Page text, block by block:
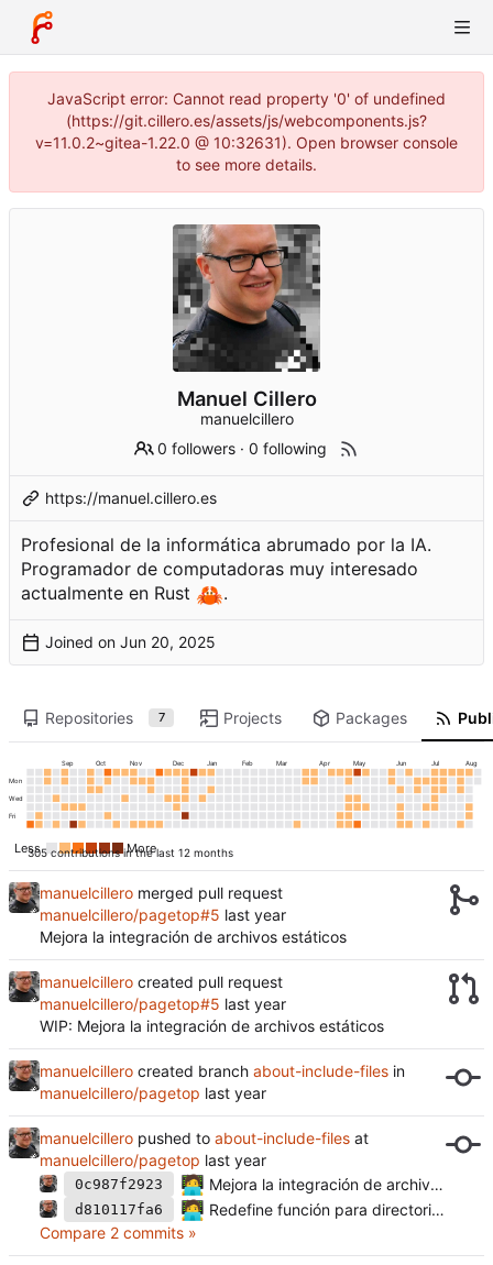
JavaScript error: Cannot read property '0' of undefined
(https://git.cillero.es/assets/js/webcomponents.js?
v=11.0.2~gitea-1.22.0 @ 10:32631). Open browser console
to see more details.
Manuel Cillero
manuelcillero
0 followers ·0 following
https://manuel.cillero.es
Profesional de la informática abrumado por la IA.
Programador de computadoras muy interesado
actualmente en Rust 🦀.
Joined on
Repositories 7 Projects Packages
305 contributions in the last 12 months
Sep Oct Nov Dec Jan Feb Mar Apr May Jun Jul Aug
Mon
Wed
Fri
Less More
manuelcillero merged pull request
manuelcillero/pagetop#5
Mejora la integración de archivos estáticos
manuelcillero created pull request
manuelcillero/pagetop#5
WIP: Mejora la integración de archivos estáticos
manuelcillero created branch about-include-files in
manuelcillero/pagetop
manuelcillero pushed to about-include-files at
manuelcillero/pagetop
0c987f2923 🧑‍💻 Mejora la integración de archivos estáticos
d810117fa6 🧑‍💻 Redefine función para directorios absolutos
Compare 2 commits »